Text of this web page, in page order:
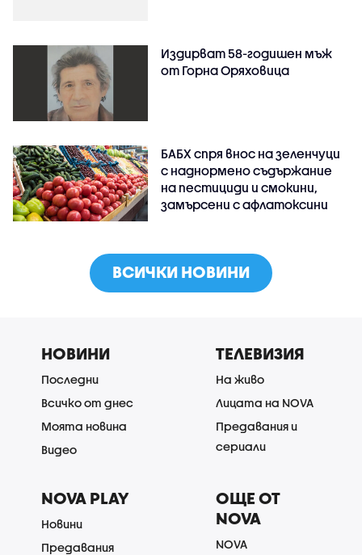
Издирват 58-годишен мъж
от Горна Оряховица
БАБХ спря внос на зеленчуци
с наднормено съдържание
на пестициди и смокини,
замърсени с афлатоксини
ВСИЧКИ НОВИНИ
НОВИНИ
Последни
Всичко от днес
Моята новина
Видео
ТЕЛЕВИЗИЯ
На живо
Лицата на NOVA
Предавания и
сериали
NOVA PLAY
Новини
Предавания
ОЩЕ ОТ
NOVA
NOVA